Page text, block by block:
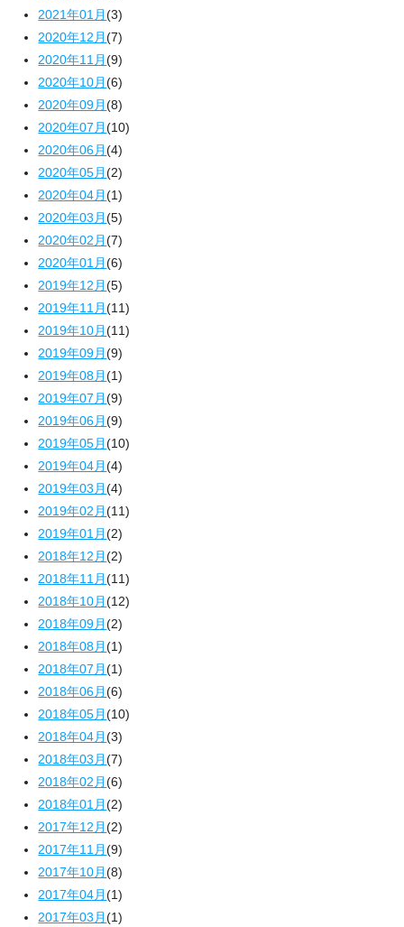
2021年01月(3)
2020年12月(7)
2020年11月(9)
2020年10月(6)
2020年09月(8)
2020年07月(10)
2020年06月(4)
2020年05月(2)
2020年04月(1)
2020年03月(5)
2020年02月(7)
2020年01月(6)
2019年12月(5)
2019年11月(11)
2019年10月(11)
2019年09月(9)
2019年08月(1)
2019年07月(9)
2019年06月(9)
2019年05月(10)
2019年04月(4)
2019年03月(4)
2019年02月(11)
2019年01月(2)
2018年12月(2)
2018年11月(11)
2018年10月(12)
2018年09月(2)
2018年08月(1)
2018年07月(1)
2018年06月(6)
2018年05月(10)
2018年04月(3)
2018年03月(7)
2018年02月(6)
2018年01月(2)
2017年12月(2)
2017年11月(9)
2017年10月(8)
2017年04月(1)
2017年03月(1)